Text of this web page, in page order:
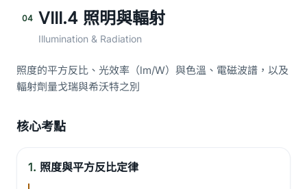
04 VIII.4 照明與輻射
Illumination & Radiation
照度的平方反比、光效率（lm/W）與色溫、電磁波譜，以及
輻射劑量戈瑞與希沃特之別
核心考點
1. 照度與平方反比定律